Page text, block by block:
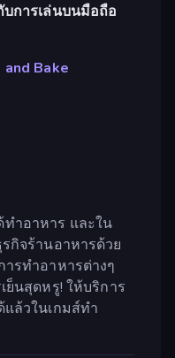
บการเล่นบนมือถือ
Bake
ำอาหาร และใน
กิจร้านอาหารด้วย
รทำอาหารต่างๆ
ย็นสุดหรู! ให้บริการ
ล้วในเกมส์ทำ